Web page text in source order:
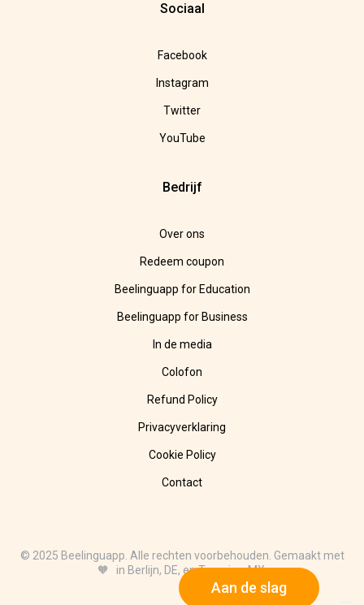
Aan de slag
Sociaal
Facebook
Instagram
Twitter
YouTube
Bedrijf
Over ons
Redeem coupon
Beelinguapp for Education
Beelinguapp for Business
In de media
Colofon
Refund Policy
Privacyverklaring
Cookie Policy
Contact
© 2025 Beelinguapp. Alle rechten voorbehouden. Gemaakt met
🧡 in Berlijn, DE, en Tampico, MX.